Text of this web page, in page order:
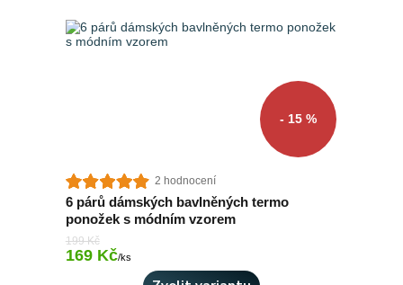
- 15 %
2 hodnocení
6 párů dámských bavlněných termo
ponožek s módním vzorem
199 Kč
169 Kč/ks